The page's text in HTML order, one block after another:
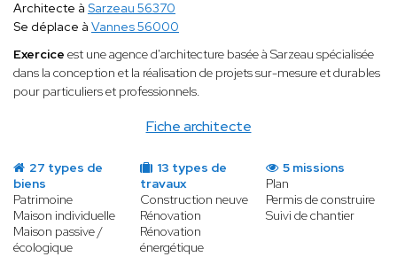
Fiche architecte
Architecte à Sarzeau 56370
Se déplace à Vannes 56000
Exercice est une agence d'architecture basée à Sarzeau spécialisée
dans la conception et la réalisation de projets sur-mesure et durables
pour particuliers et professionnels.
27 types de
biens
Patrimoine
Maison individuelle
Maison passive /
écologique
13 types de
travaux
Construction neuve
Rénovation
Rénovation
énergétique
5 missions
Plan
Permis de construire
Suivi de chantier